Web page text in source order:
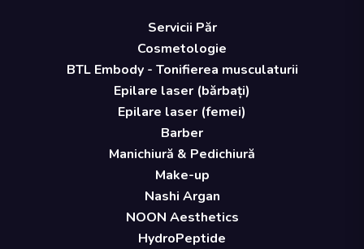
Servicii Păr
Cosmetologie
BTL Embody - Tonifierea musculaturii
Epilare laser (bărbați)
Epilare laser (femei)
Barber
Manichiură & Pedichiură
Make-up
Nashi Argan
NOON Aesthetics
HydroPeptide